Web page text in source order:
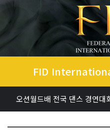
FID
오션월드배 전국 댄스 경연대